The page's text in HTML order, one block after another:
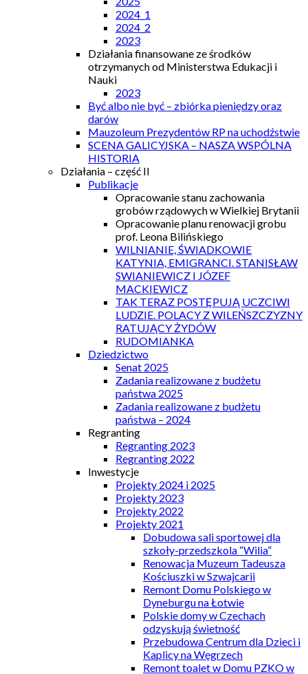
2024_1
2024_2
2023
Działania finansowane ze środków
otrzymanych od Ministerstwa Edukacji i
Nauki
2023
Być albo nie być – zbiórka pieniędzy oraz
darów
Mauzoleum Prezydentów RP na uchodźstwie
SCENA GALICYJSKA – NASZA WSPÓLNA
HISTORIA
Działania – część II
Publikacje
Opracowanie stanu zachowania
grobów rządowych w Wielkiej Brytanii
Opracowanie planu renowacji grobu
prof. Leona Bilińskiego
WILNIANIE, ŚWIADKOWIE
KATYNIA, EMIGRANCI. STANISŁAW
SWIANIEWICZ I JÓZEF
MACKIEWICZ
TAK TERAZ POSTĘPUJĄ UCZCIWI
LUDZIE. POLACY Z WILEŃSZCZYZNY
RATUJĄCY ŻYDÓW
RUDOMIANKA
Dziedzictwo
Senat 2025
Zadania realizowane z budżetu
państwa 2025
Zadania realizowane z budżetu
państwa – 2024
Regranting
Regranting 2023
Regranting 2022
Inwestycje
Projekty 2024 i 2025
Projekty 2023
Projekty 2022
Projekty 2021
Dobudowa sali sportowej dla
szkoły-przedszkola “Wilia”
Renowacja Muzeum Tadeusza
Kościuszki w Szwajcarii
Remont Domu Polskiego w
Dyneburgu na Łotwie
Polskie domy w Czechach
odzyskują świetność
Przebudowa Centrum dla Dzieci i
Kaplicy na Węgrzech
Remont toalet w Domu PZKO w